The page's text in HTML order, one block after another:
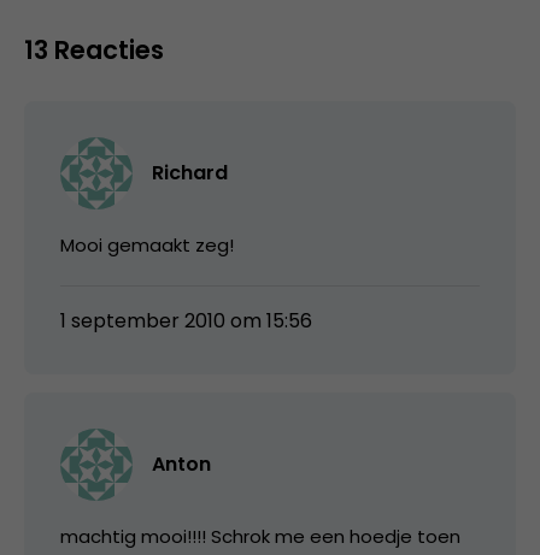
13 Reacties
Richard
Mooi gemaakt zeg!
1 september 2010 om 15:56
Anton
machtig mooi!!!! Schrok me een hoedje toen